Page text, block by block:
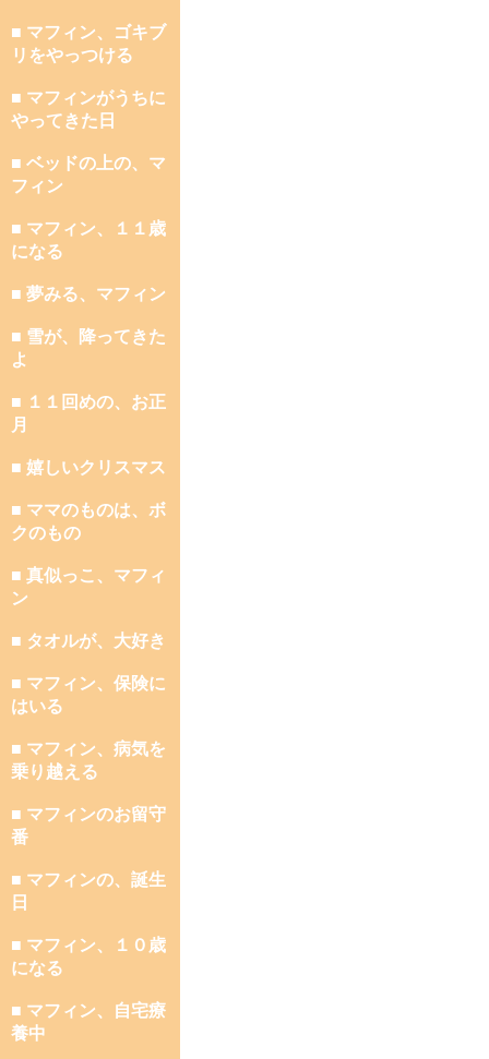
■ マフィン、ゴキブ
リをやっつける
■ マフィンがうちに
やってきた日
■ ベッドの上の、マ
フィン
■ マフィン、１１歳
になる
■ 夢みる、マフィン
■ 雪が、降ってきた
よ
■ １１回めの、お正
月
■ 嬉しいクリスマス
■ ママのものは、ボ
クのもの
■ 真似っこ、マフィ
ン
■ タオルが、大好き
■ マフィン、保険に
はいる
■ マフィン、病気を
乗り越える
■ マフィンのお留守
番
■ マフィンの、誕生
日
■ マフィン、１０歳
になる
■ マフィン、自宅療
養中